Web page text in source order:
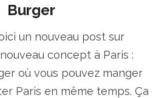
Burger
un nouveau post sur
concept à Paris :
où vous pouvez manger
Paris en même temps. Ça